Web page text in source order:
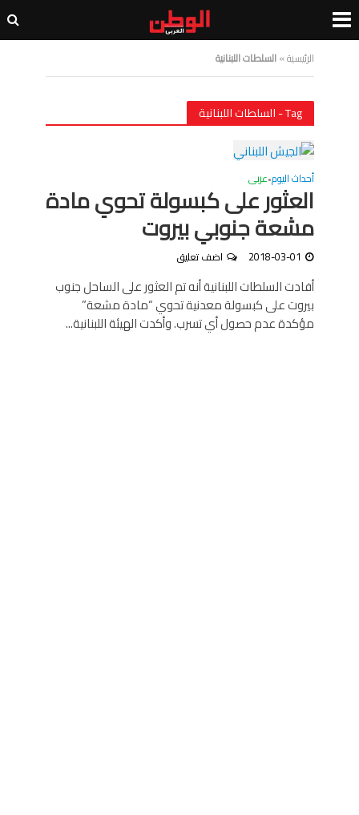
الرئيسية»السلطات اللبنانية
Tag - السلطات اللبنانية
أحداث اليوم•عربى
العثور على كبسولة تحوي مادة
مشعة جنوبي بيروت
2018-03-01 اضف تعليق
أفادت السلطات اللبنانية أنه تم العثور على الساحل جنوب
بيروت على كبسولة معدنية تحوي “مادة مشعة”
مؤكدة عدم حصول أي تسرب. وأكدت الهيئة اللبنانية...